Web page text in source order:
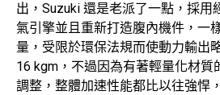
出，Suzuki 還是老派了一點，採用
氣引擎並且重新打造腹內機件，一
量，受限於環保法規而使動力輸出
16 kgm，不過因為有著輕量化材質
調整，整體加速性能都比以往強悍